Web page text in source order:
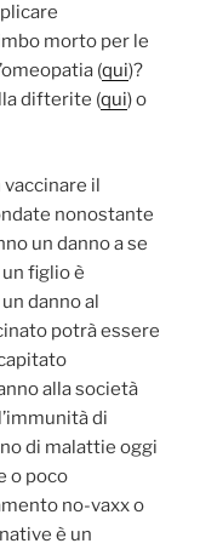
morto per le
(qui)?
difterite (qui) o
il
nonostante
un danno a se
figlio è
danno al
potrà essere
alla società
di
di malattie oggi
o poco
no-vaxx o
è un